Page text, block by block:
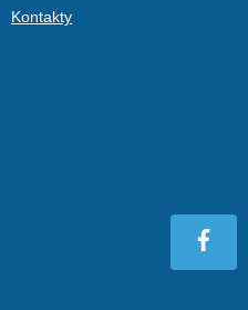
Kontakty